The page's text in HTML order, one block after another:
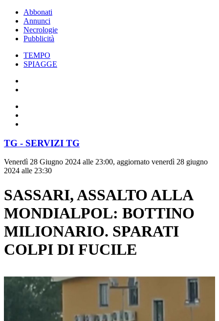
Abbonati
Annunci
Necrologie
Pubblicità
TEMPO
SPIAGGE
TG - SERVIZI TG
Venerdì 28 Giugno 2024 alle 23:00, aggiornato venerdì 28 giugno
2024 alle 23:30
SASSARI, ASSALTO ALLA
MONDIALPOL: BOTTINO
MILIONARIO. SPARATI
COLPI DI FUCILE